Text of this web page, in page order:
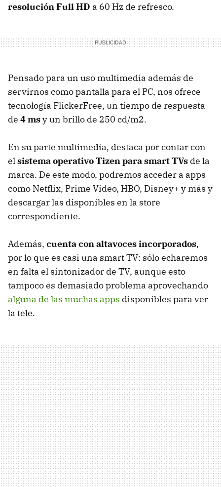
resolución Full HD a 60 Hz de refresco.
Pensado para un uso multimedia además de
servirnos como pantalla para el PC, nos ofrece
tecnología FlickerFree, un tiempo de respuesta
de 4 msy un brillo de 250 cd/m2.
En su parte multimedia, destaca por contar con
elsistema operativo Tizen para smart TVs de la
marca. De este modo, podremos acceder a apps
como Netflix, Prime Video, HBO, Disney+ y más y
descargar las disponibles en la store
correspondiente.
Además, cuenta con altavoces incorporados,
por lo que es casi una smart TV: sólo echaremos
en falta el sintonizador de TV, aunque esto
tampoco es demasiado problema aprovechando
alguna de las muchas apps disponibles para ver
la tele.